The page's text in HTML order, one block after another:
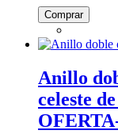
Comprar
Anillo
celeste